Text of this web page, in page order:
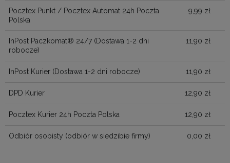
Pocztex Punkt / Pocztex Automat 24h Poczta
Polska
9,99 zł
InPost Paczkomat® 24/7 (Dostawa 1-2 dni
robocze)
11,90 zł
InPost Kurier (Dostawa 1-2 dni robocze) 11,90 zł
DPD Kurier 12,90 zł
Pocztex Kurier 24h Poczta Polska 12,90 zł
Odbiór osobisty (odbiór w siedzibie firmy) 0,00 zł